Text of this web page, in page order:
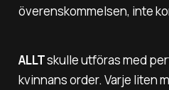
överenskommelsen, inte
ALLTskulle utföras med
kvinnans order. Varje liten